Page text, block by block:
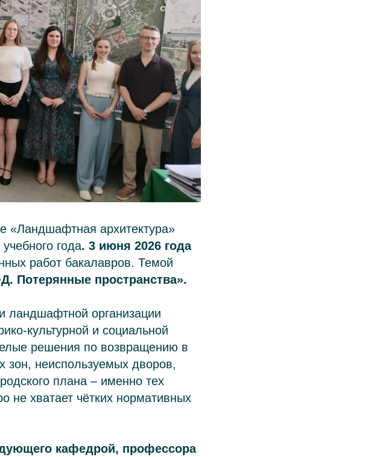
«Ландшафтная архитектура»
года. 3 июня 2026 года
работ бакалавров. Темой
Потерянные пространства».
ландшафтной организации
культурной и социальной
решения по возвращению в
неиспользуемых дворов,
плана – именно тех
не хватает чётких нормативных
кафедрой, профессора